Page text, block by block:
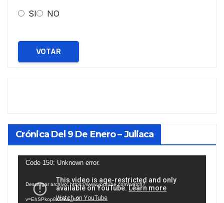
SI NO
VOTAR
Crónica Del 9 De Enero – Juliaca
Reproductor
vídeo
Code 150: Unknown error.
Descargar archivo: https://www.youtube.com/watch?
v=EhSPkop8KPY&_=2